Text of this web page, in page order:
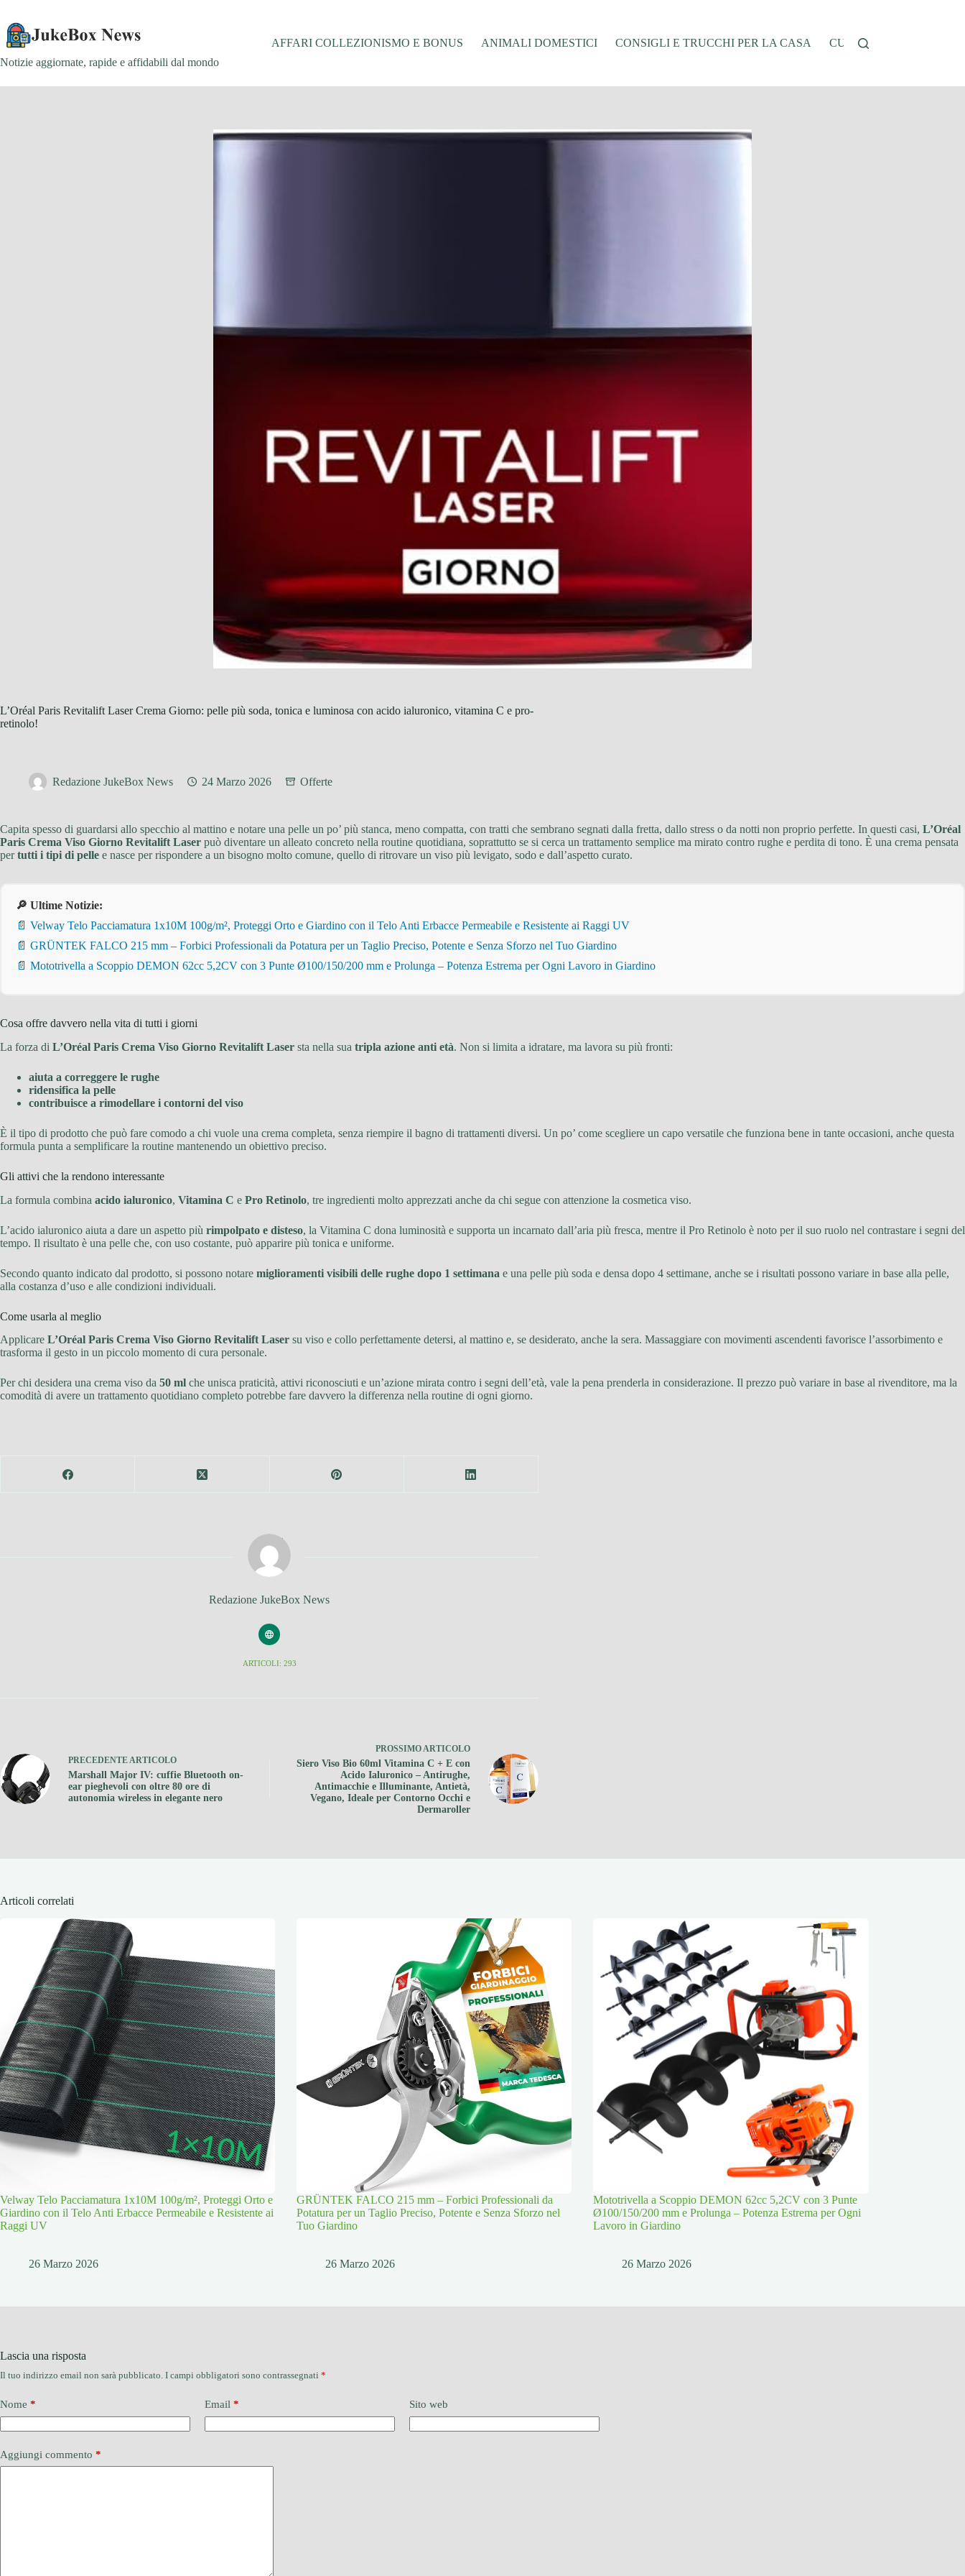
contenuto
Notizie aggiornate, rapide e affidabili dal mondo
AFFARI COLLEZIONISMO E BONUS ANIMALI DOMESTICI CONSIGLI E TRUCCHI PER LA CASA CUCINA E RICETTE
L’Oréal Paris Revitalift Laser Crema Giorno: pelle più soda, tonica e luminosa con acido ialuronico, vitamina C e pro-
retinolo!
Redazione JukeBox News 24 Marzo 2026 Offerte
Capita spesso di guardarsi allo specchio al mattino e notare una pelle un po’ più stanca, meno compatta, con tratti che sembrano segnati dalla fretta, dallo stress o da notti non proprio perfette. In questi casi, L’Oréal
Paris Crema Viso Giorno Revitalift Laser può diventare un alleato concreto nella routine quotidiana, soprattutto se si cerca un trattamento semplice ma mirato contro rughe e perdita di tono. È una crema pensata
pertutti i tipi di pelle e nasce per rispondere a un bisogno molto comune, quello di ritrovare un viso più levigato, sodo e dall’aspetto curato.
🔎 Ultime Notizie:
📄 Velway Telo Pacciamatura 1x10M 100g/m², Proteggi Orto e Giardino con il Telo Anti Erbacce Permeabile e Resistente ai Raggi UV
📄 GRÜNTEK FALCO 215 mm – Forbici Professionali da Potatura per un Taglio Preciso, Potente e Senza Sforzo nel Tuo Giardino
📄 Mototrivella a Scoppio DEMON 62cc 5,2CV con 3 Punte Ø100/150/200 mm e Prolunga – Potenza Estrema per Ogni Lavoro in Giardino
Cosa offre davvero nella vita di tutti i giorni
La forza di L’Oréal Paris Crema Viso Giorno Revitalift Laser sta nella sua tripla azione anti età. Non si limita a idratare, ma lavora su più fronti:
aiuta a correggere le rughe
ridensifica la pelle
contribuisce a rimodellare i contorni del viso
È il tipo di prodotto che può fare comodo a chi vuole una crema completa, senza riempire il bagno di trattamenti diversi. Un po’ come scegliere un capo versatile che funziona bene in tante occasioni, anche questa
formula punta a semplificare la routine mantenendo un obiettivo preciso.
Gli attivi che la rendono interessante
La formula combina acido ialuronico, Vitamina C e Pro Retinolo, tre ingredienti molto apprezzati anche da chi segue con attenzione la cosmetica viso.
L’acido ialuronico aiuta a dare un aspetto più rimpolpato e disteso, la Vitamina C dona luminosità e supporta un incarnato dall’aria più fresca, mentre il Pro Retinolo è noto per il suo ruolo nel contrastare i segni del
tempo. Il risultato è una pelle che, con uso costante, può apparire più tonica e uniforme.
Secondo quanto indicato dal prodotto, si possono notare miglioramenti visibili delle rughe dopo 1 settimana e una pelle più soda e densa dopo 4 settimane, anche se i risultati possono variare in base alla pelle,
alla costanza d’uso e alle condizioni individuali.
Come usarla al meglio
Applicare L’Oréal Paris Crema Viso Giorno Revitalift Laser su viso e collo perfettamente detersi, al mattino e, se desiderato, anche la sera. Massaggiare con movimenti ascendenti favorisce l’assorbimento e
trasforma il gesto in un piccolo momento di cura personale.
Per chi desidera una crema viso da 50 ml che unisca praticità, attivi riconosciuti e un’azione mirata contro i segni dell’età, vale la pena prenderla in considerazione. Il prezzo può variare in base al rivenditore, ma la
comodità di avere un trattamento quotidiano completo potrebbe fare davvero la differenza nella routine di ogni giorno.
Redazione JukeBox News
ARTICOLI: 293
PRECEDENTEARTICOLO
Marshall Major IV: cuffie Bluetooth on-
ear pieghevoli con oltre 80 ore di
autonomia wireless in elegante nero
PROSSIMOARTICOLO
Siero Viso Bio 60ml Vitamina C + E con
Acido Ialuronico – Antirughe,
Antimacchie e Illuminante, Antietà,
Vegano, Ideale per Contorno Occhi e
Dermaroller
Articoli correlati
Velway Telo Pacciamatura 1x10M 100g/m², Proteggi Orto e
Giardino con il Telo Anti Erbacce Permeabile e Resistente ai
Raggi UV
26 Marzo 2026
GRÜNTEK FALCO 215 mm – Forbici Professionali da
Potatura per un Taglio Preciso, Potente e Senza Sforzo nel
Tuo Giardino
26 Marzo 2026
Mototrivella a Scoppio DEMON 62cc 5,2CV con 3 Punte
Ø100/150/200 mm e Prolunga – Potenza Estrema per Ogni
Lavoro in Giardino
26 Marzo 2026
Lascia una risposta
Il tuo indirizzo email non sarà pubblicato. I campi obbligatori sono contrassegnati *
Nome * Email * Sito web
Aggiungi commento *